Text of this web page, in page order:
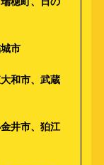
市
和市、武蔵
井市、狛江